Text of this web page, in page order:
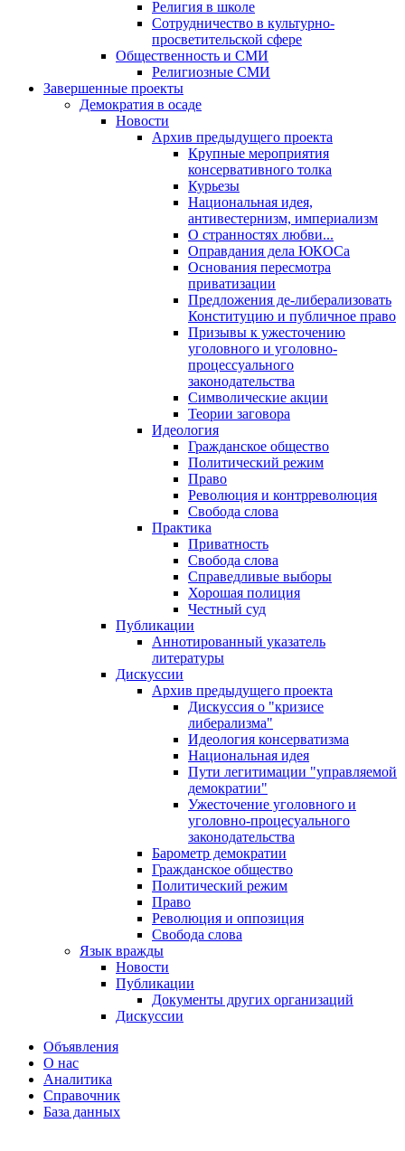
Религия в школе
Сотрудничество в культурно-
просветительской сфере
Общественность и СМИ
Религиозные СМИ
Завершенные проекты
Демократия в осаде
Новости
Архив предыдущего проекта
Крупные мероприятия
консервативного толка
Курьезы
Национальная идея,
антивестернизм, империализм
О странностях любви...
Оправдания дела ЮКОСа
Основания пересмотра
приватизации
Предложения де-либерализовать
Конституцию и публичное право
Призывы к ужесточению
уголовного и уголовно-
процессуального
законодательства
Символические акции
Теории заговора
Идеология
Гражданское общество
Политический режим
Право
Революция и контрреволюция
Свобода слова
Практика
Приватность
Свобода слова
Справедливые выборы
Хорошая полиция
Честный суд
Публикации
Аннотированный указатель
литературы
Дискуссии
Архив предыдущего проекта
Дискуссия о "кризисе
либерализма"
Идеология консерватизма
Национальная идея
Пути легитимации "управляемой
демократии"
Ужесточение уголовного и
уголовно-процесуального
законодательства
Барометр демократии
Гражданское общество
Политический режим
Право
Революция и оппозиция
Свобода слова
Язык вражды
Новости
Публикации
Документы других организаций
Дискуссии
Объявления
О нас
Аналитика
Справочник
База данных